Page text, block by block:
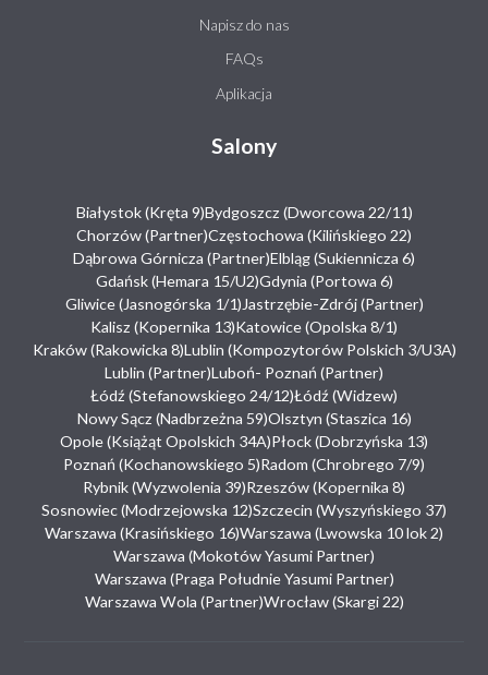
Napisz do nas
FAQs
Aplikacja
Salony
Białystok (Kręta 9)Bydgoszcz (Dworcowa 22/11)
Chorzów (Partner)Częstochowa (Kilińskiego 22)
Dąbrowa Górnicza (Partner)Elbląg (Sukiennicza 6)
Gdańsk (Hemara 15/U2)Gdynia (Portowa 6)
Gliwice (Jasnogórska 1/1)Jastrzębie-Zdrój (Partner)
Kalisz (Kopernika 13)Katowice (Opolska 8/1)
Kraków (Rakowicka 8)Lublin (Kompozytorów Polskich 3/U3A)
Lublin (Partner)Luboń- Poznań (Partner)
Łódź (Stefanowskiego 24/12)Łódź (Widzew)
Nowy Sącz (Nadbrzeżna 59)Olsztyn (Staszica 16)
Opole (Książąt Opolskich 34A)Płock (Dobrzyńska 13)
Poznań (Kochanowskiego 5)Radom (Chrobrego 7/9)
Rybnik (Wyzwolenia 39)Rzeszów (Kopernika 8)
Sosnowiec (Modrzejowska 12)Szczecin (Wyszyńskiego 37)
Warszawa (Krasińskiego 16)Warszawa (Lwowska 10 lok 2)
Warszawa (Mokotów Yasumi Partner)
Warszawa (Praga Południe Yasumi Partner)
Warszawa Wola (Partner)Wrocław (Skargi 22)